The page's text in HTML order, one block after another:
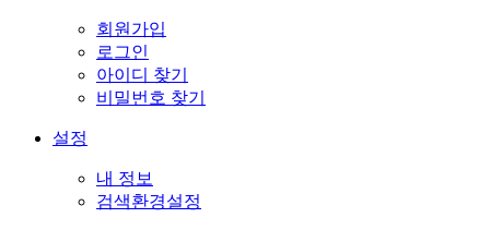
회원가입
로그인
아이디 찾기
비밀번호 찾기
설정
내 정보
검색환경설정